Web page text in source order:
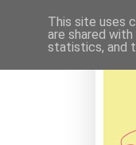
This site uses
are shared
statistics, and